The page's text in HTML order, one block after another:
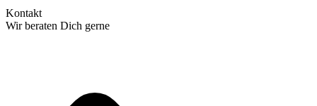
Kontakt
Wir beraten Dich gerne